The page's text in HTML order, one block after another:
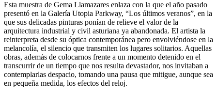
Esta muestra de Gema Llamazares enlaza con la que el año pasado
presentó en la Galería Utopia Parkway, “Los últimos veranos”, en la
que sus delicadas pinturas ponían de relieve el valor de la
arquitectura industrial y civil asturiana ya abandonada. El artista la
reinterpreta desde su óptica contemporánea pero envolviéndose en la
melancolía, el silencio que transmiten los lugares solitarios. Aquellas
obras, además de colocarnos frente a un momento detenido en el
transcurrir de un tiempo que nos resulta devastador, nos invitaban a
contemplarlas despacio, tomando una pausa que mitigue, aunque sea
en pequeña medida, los efectos del reloj.